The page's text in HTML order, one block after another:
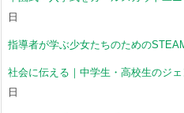
日
指導者が学ぶ少女たちのための
社会に伝える｜中学生・高校生のジ
日